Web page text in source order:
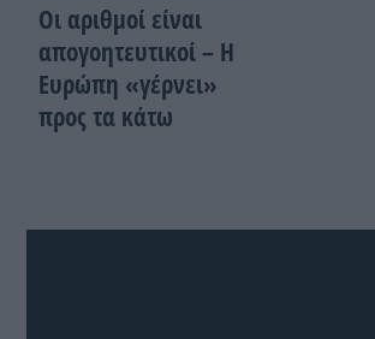
Οι αριθμοί είναι
απογοητευτικοί – Η
Ευρώπη «γέρνει»
προς τα κάτω